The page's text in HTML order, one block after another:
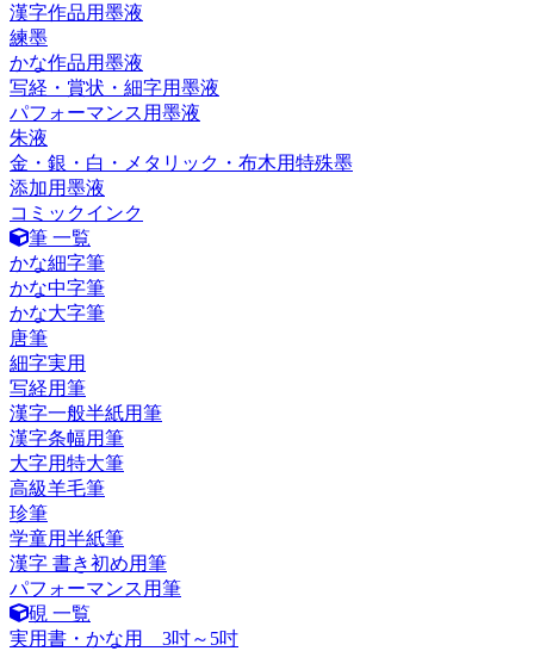
漢字作品用墨液
練墨
かな作品用墨液
写経・賞状・細字用墨液
パフォーマンス用墨液
朱液
金・銀・白・メタリック・布木用特殊墨
添加用墨液
コミックインク
筆 一覧
かな細字筆
かな中字筆
かな大字筆
唐筆
細字実用
写経用筆
漢字一般半紙用筆
漢字条幅用筆
大字用特大筆
高級羊毛筆
珍筆
学童用半紙筆
漢字 書き初め用筆
パフォーマンス用筆
硯 一覧
実用書・かな用 3吋～5吋